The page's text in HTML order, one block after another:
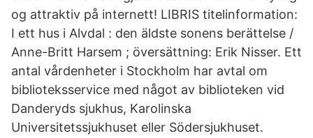
og attraktiv på internett! LIBRIS titelinformation:
I ett hus i Alvdal : den äldste sonens berättelse /
Anne-Britt Harsem ; översättning: Erik Nisser. Ett
antal vårdenheter i Stockholm har avtal om
biblioteksservice med något av biblioteken vid
Danderyds sjukhus, Karolinska
Universitetssjukhuset eller Södersjukhuset.